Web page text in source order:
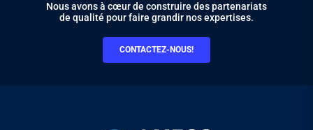
Nous avons à cœur de construire des partenariats
de qualité pour faire grandir nos expertises.
CONTACTEZ-NOUS!